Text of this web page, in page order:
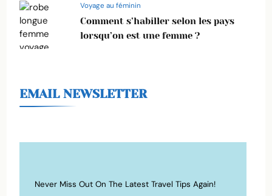
Voyage au féminin
Comment s’habiller selon les pays
lorsqu’on est une femme ?
EMAIL NEWSLETTER
Never Miss Out On The Latest Travel Tips Again!